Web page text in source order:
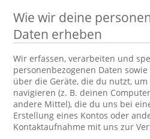
Wie wir deine
Daten erheben
Wir erfassen, verarbeiten und
personenbezogenen Daten
über die Geräte, die du nutzt, um
navigieren (z. B. deinen
andere Mittel), die du uns bei
Erstellung eines Kontos oder
Kontaktaufnahme mit uns zur